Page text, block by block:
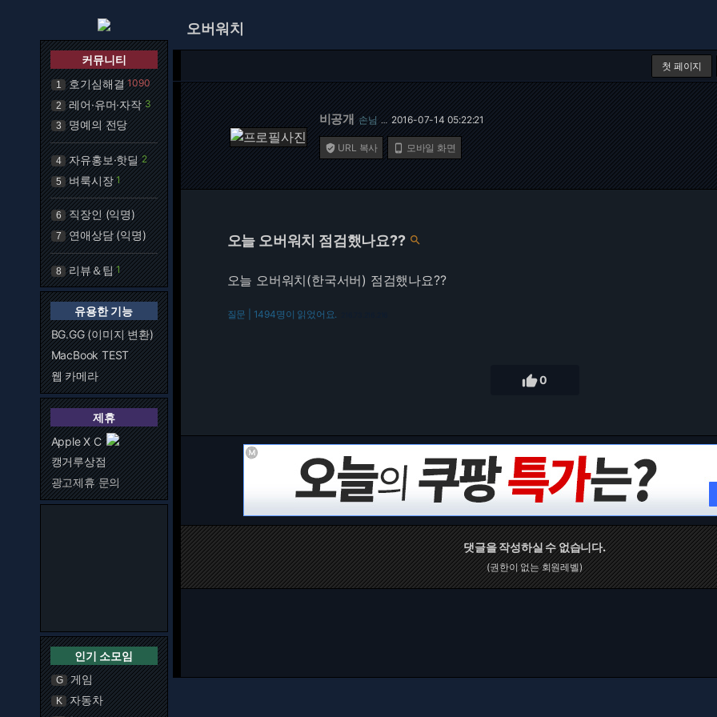
커뮤니티
1 호기심해결 1090
2 레어·유머·자작 3
3 명예의 전당
4 자유홍보·핫딜 2
5 벼룩시장 1
6 직장인 (익명)
7 연애상담 (익명)
8 리뷰＆팁 1
유용한 기능
BG.GG (이미지 변환)
MacBook TEST
웹 카메라
제휴
Apple X C
캥거루상점
광고제휴 문의
인기 소모임
G 게임
K 자동차
오버워치
첫 페이지
비공개 손님 … 2016-07-14 05:22:21
 URL 복사  모바일 화면
오늘 오버워치 점검했나요?? 
오늘 오버워치(한국서버) 점검했나요??
질문 | 1494명이 읽었어요.
0
댓글을 작성하실 수 없습니다.
(권한이 없는 회원레벨)